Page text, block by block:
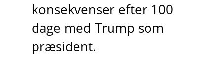
konsekvenser efter 100
dage med Trump som
præsident.